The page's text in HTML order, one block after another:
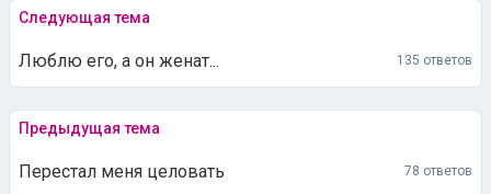
Следующая тема
Люблю его, а он женат... 135 ответов
Предыдущая тема
Перестал меня целовать 78 ответов